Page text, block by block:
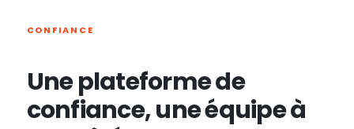
CONFIANCE
Une plateforme de
confiance, une équipe à